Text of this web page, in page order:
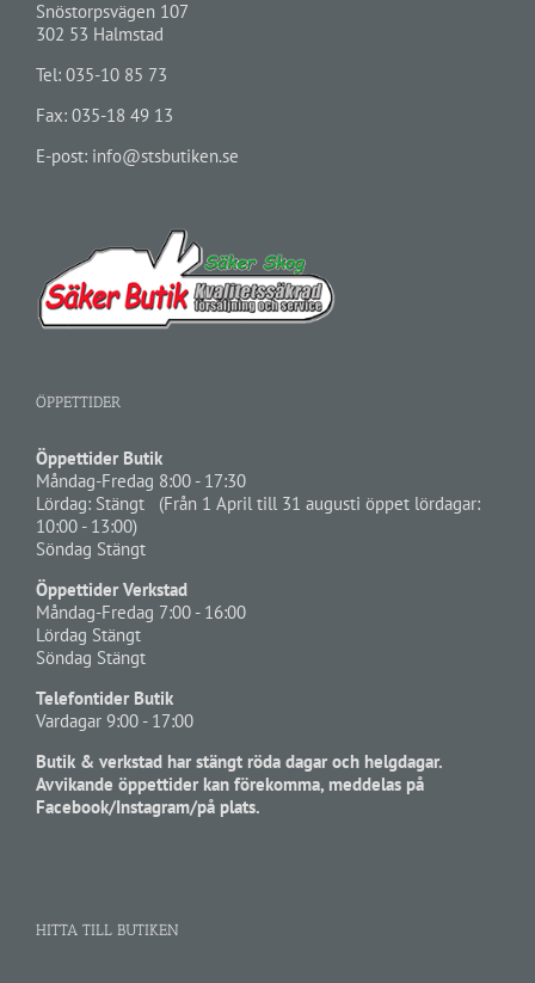
Snöstorpsvägen 107
302 53 Halmstad
Tel: 035-10 85 73
Fax: 035-18 49 13
E-post: info@stsbutiken.se
ÖPPETTIDER
Öppettider Butik
Måndag-Fredag 8:00 - 17:30
Lördag: Stängt (Från 1 April till 31 augusti öppet lördagar:
10:00 - 13:00)
Söndag Stängt
Öppettider Verkstad
Måndag-Fredag 7:00 - 16:00
Lördag Stängt
Söndag Stängt
Telefontider Butik
Vardagar 9:00 - 17:00
Butik & verkstad har stängt röda dagar och helgdagar.
Avvikande öppettider kan förekomma, meddelas på
Facebook/Instagram/på plats.
HITTA TILL BUTIKEN